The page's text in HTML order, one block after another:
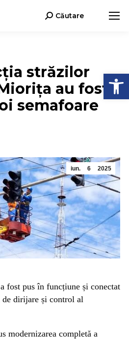
Search:Căutare
străzilor
au fost
semafoare
iun. 6 2025
fost pus în funcțiune și conectat
de dirijare și control al
modernizarea completă a